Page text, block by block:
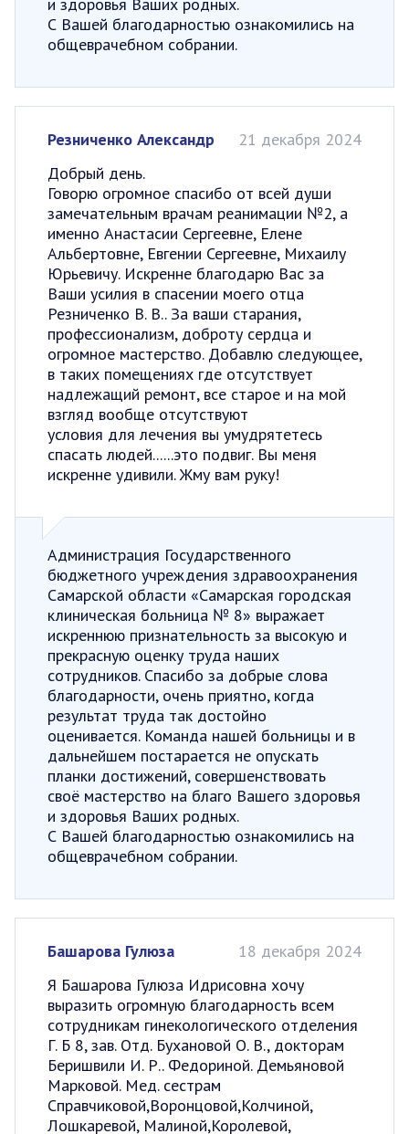
С Вашей благодарностью ознакомились на
общеврачебном собрании.
Резниченко Александр
21 декабря 2024
Добрый день.
Говорю огромное спасибо от всей души
замечательным врачам реанимации №2, а
именно Анастасии Сергеевне, Елене
Альбертовне, Евгении Сергеевне, Михаилу
Юрьевичу. Искренне благодарю Вас за
Ваши усилия в спасении моего отца
Резниченко В. В.. За ваши старания,
профессионализм, доброту сердца и
огромное мастерство. Добавлю следующее,
в таких помещениях где отсутствует
надлежащий ремонт, все старое и на мой
взгляд вообще отсутствуют
условия для лечения вы умудрятетесь
спасать людей......это подвиг. Вы меня
искренне удивили. Жму вам руку!
Администрация Государственного
бюджетного учреждения здравоохранения
Самарской области «Самарская городская
клиническая больница № 8» выражает
искреннюю признательность за высокую и
прекрасную оценку труда наших
сотрудников. Спасибо за добрые слова
благодарности, очень приятно, когда
результат труда так достойно
оценивается. Команда нашей больницы и в
дальнейшем постарается не опускать
планки достижений, совершенствовать
своё мастерство на благо Вашего здоровья
и здоровья Ваших родных.
С Вашей благодарностью ознакомились на
общеврачебном собрании.
Башарова Гулюза
18 декабря 2024
Я Башарова Гулюза Идрисовна хочу
выразить огромную благодарность всем
сотрудникам гинекологического отделения
Г. Б 8, зав. Отд. Бухановой О. В., докторам
Беришвили И. Р.. Федориной. Демьяновой
Марковой. Мед. сестрам
Справчиковой,Воронцовой,Колчиной,
Лошкаревой, Малиной,Королевой,